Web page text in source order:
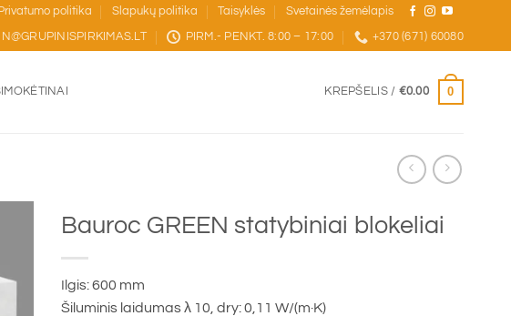
Privatumo politika Slapukų politika Taisyklės Svetainės žemėlapis
PIRM.- PENKT. 8:00 – 17:00 +370 (671) 60080
KREPŠELIS / €0.00 0
Bauroc GREEN statybiniai blokeliai
Ilgis: 600 mm
Šiluminis laidumas λ 10, dry: 0,11 W/(m·K)